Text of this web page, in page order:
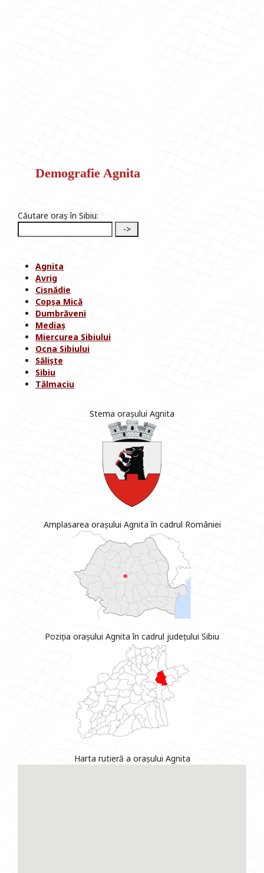
Demografie Agnita
Căutare oraș în Sibiu:
Agnita
Avrig
Cisnădie
Copșa Mică
Dumbrăveni
Mediaș
Miercurea Sibiului
Ocna Sibiului
Săliște
Sibiu
Tălmaciu
Stema orașului Agnita
Amplasarea orașului Agnita în cadrul României
Poziția orașului Agnita în cadrul județului Sibiu
Harta rutieră a orașului Agnita